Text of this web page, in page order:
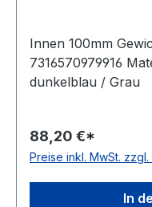
Innen 100mm
7316570979916
dunkelblau / Grau
88,20 €*
Preise inkl. MwSt.
In